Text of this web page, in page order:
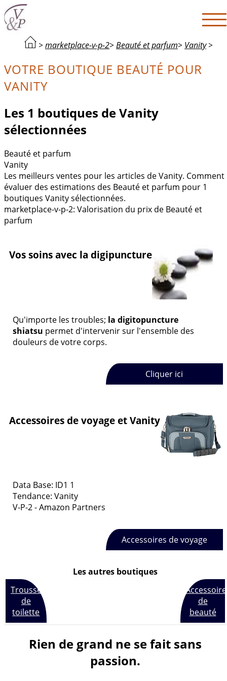
> marketplace-v-p-2> Beauté et parfum> Vanity>
VOTRE BOUTIQUE BEAUTÉ POUR
VANITY
Les 1 boutiques de Vanity
sélectionnées
Beauté et parfum
Vanity
Les meilleurs ventes pour les articles de Vanity. Comment
évaluer des estimations des Beauté et parfum pour 1
boutiques Vanity sélectionnées.
marketplace-v-p-2: Valorisation du prix de Beauté et
parfum
Vos soins avec la digipuncture
Qu'importe les troubles; la digitopuncture
shiatsu permet d'intervenir sur l'ensemble des
douleurs de votre corps.
Cliquer ici
Accessoires de voyage et Vanity
Data Base: ID1 1
Tendance: Vanity
V-P-2-Amazon Partners
Accessoires de voyage
Les autres boutiques
Trousses
de
toilette
de
beauté
Rien de grand ne se fait sans
passion.